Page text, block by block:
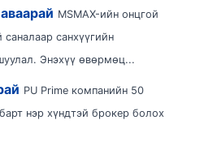
MSMAX-ийн онцгой
санхүүгийн
Энэхүү өвөрмөц...
PU Prime компанийн 50
нэр хүндтэй брокер болох